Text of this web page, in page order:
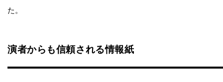
た。
演者からも信頼される情報紙